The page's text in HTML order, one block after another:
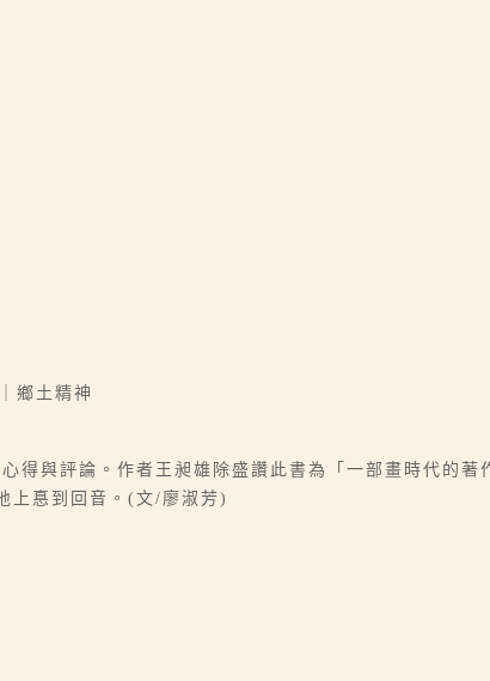
鄉土精神
得與評論。作者王昶雄除盛讚此書為「一部畫時代的
上惪到回音。(文/廖淑芳)